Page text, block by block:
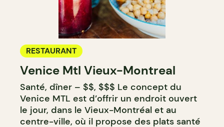
RESTAURANT
Venice Mtl Vieux-Montreal
Santé, dîner – $$, $$$ Le concept du
Venice MTL est d’offrir un endroit ouvert
le jour, dans le Vieux-Montréal et au
centre-ville, où il propose des plats santé